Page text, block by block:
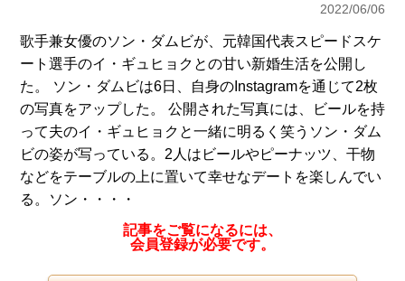
2022/06/06
歌手兼女優のソン・ダムビが、元韓国代表スピードスケ
ート選手のイ・ギュヒョクとの甘い新婚生活を公開し
た。 ソン・ダムビは6日、自身のInstagramを通じて2枚
の写真をアップした。 公開された写真には、ビールを持
って夫のイ・ギュヒョクと一緒に明るく笑うソン・ダム
ビの姿が写っている。2人はビールやピーナッツ、干物
などをテーブルの上に置いて幸せなデートを楽しんでい
る。ソン・・・・
記事をご覧になるには、
会員登録が必要です。